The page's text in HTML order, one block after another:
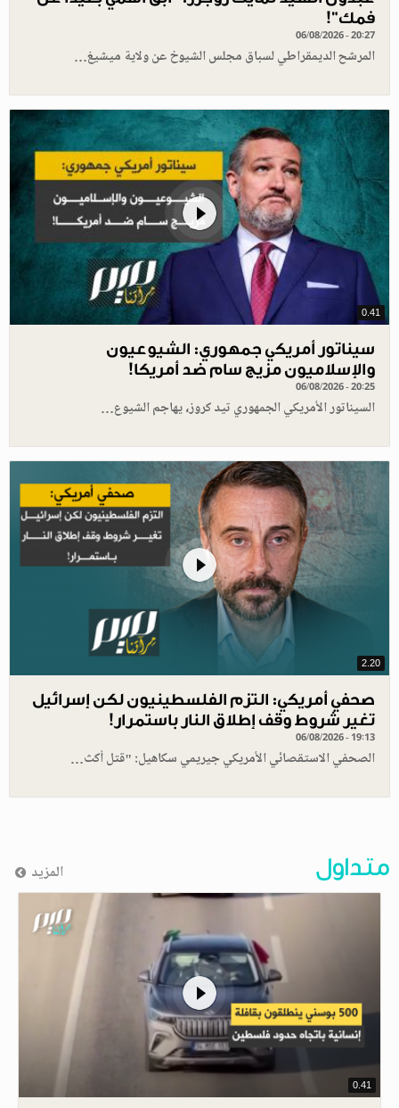
فمك"!
06/08/2026 - 20:27
المرشح الديمقراطي لسباق مجلس الشيوخ عن ولاية ميشيغ…
0.41
سيناتور أمريكي جمهوري: الشيوعيون
والإسلاميون مزيج سام ضد أمريكا!
06/08/2026 - 20:25
السيناتور الأمريكي الجمهوري تيد كروز، يهاجم الشيوع…
2.20
صحفي أمريكي: التزم الفلسطينيون لكن إسرائيل
تغير شروط وقف إطلاق النار باستمرار!
06/08/2026 - 19:13
الصحفي الاستقصائي الأمريكي جيريمي سكاهيل: "قتل أكث…
متداول المزيد
0.41